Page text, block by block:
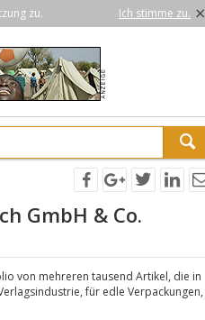
zu. Ich stimme zu. ×
GmbH & Co.
von mehreren tausend Artikel, die in
für edle Verpackungen,